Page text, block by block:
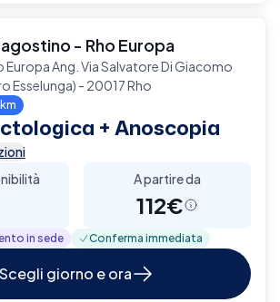
- Rho Europa
Europa Ang. Via Salvatore Di Giacomo
Esselunga) - 20017 Rho
+ Anoscopia
A partire da
112€
in sede Conferma immediata
Scegli giorno e ora